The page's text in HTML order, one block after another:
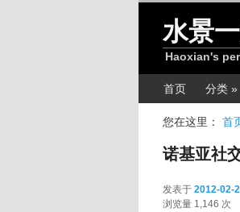
水景
Haoxian's
主菜单首页 分类 »
您在这里： 首
诺基亚社
发表于 2012-02-
浏览量 1,146 次